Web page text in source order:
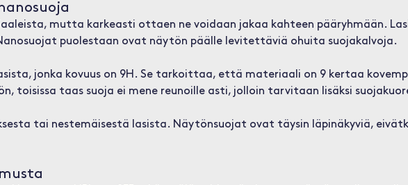
mutta karkeasti ottaen ne voidaan jakaa kahteen pääryhmään.
puolestaan ovat näytön päälle levitettäviä ohuita suojakalvoja.
jonka kovuus on 9H. Se tarkoittaa, että materiaali on 9 kertaa
toisissa taas suoja ei mene reunoille asti, jolloin tarvitaan lisäksi
tai nestemäisestä lasista. Näytönsuojat ovat täysin läpinäkyviä,